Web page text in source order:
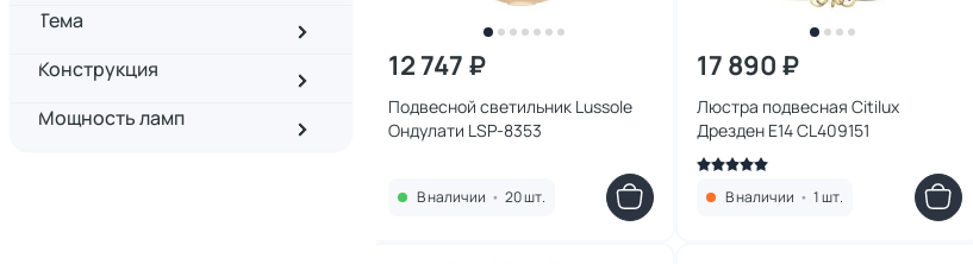
Тема
Конструкция
Мощность ламп
12 747 ₽
Подвесной светильник Lussole
Ондулати LSP-8353
В наличии • 20 шт.
17 890 ₽
Люстра подвесная Citilux
Дрезден E14 CL409151
В наличии • 1 шт.